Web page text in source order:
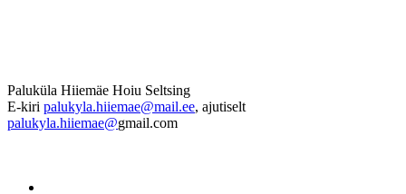
Paluküla Hiiemäe Hoiu Seltsing
E-kiri palukyla.hiiemae@mail.ee, ajutiselt
palukyla.hiiemae@gmail.com